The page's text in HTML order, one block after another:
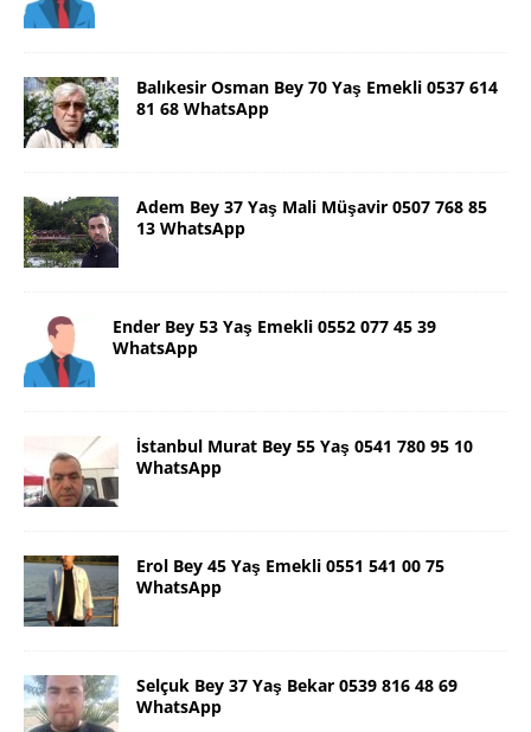
Balıkesir Osman Bey 70 Yaş Emekli 0537 614
81 68 WhatsApp
Adem Bey 37 Yaş Mali Müşavir 0507 768 85
13 WhatsApp
Ender Bey 53 Yaş Emekli 0552 077 45 39
WhatsApp
İstanbul Murat Bey 55 Yaş 0541 780 95 10
WhatsApp
Erol Bey 45 Yaş Emekli 0551 541 00 75
WhatsApp
Selçuk Bey 37 Yaş Bekar 0539 816 48 69
WhatsApp